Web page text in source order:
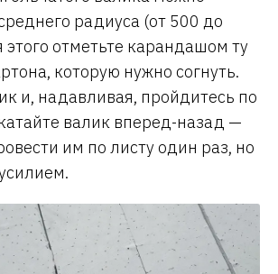
радиуса (от 500 до
отметьте карандашом ту
которую нужно согнуть.
и, надавливая, пройдитесь по
валик вперед-назад —
им по листу один раз, но